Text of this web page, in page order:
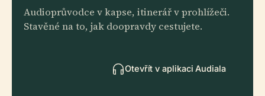
Audioprůvodce v kapse, itinerář v prohlížeči.
Stavěné na to, jak doopravdy cestujete.
Otevřít v aplikaci Audiala